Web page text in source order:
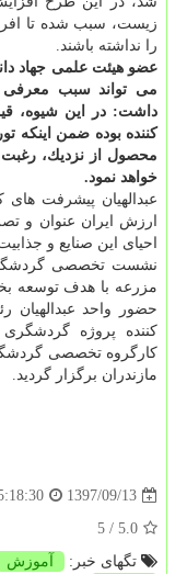
زیست، سبب شده تا
را نداشته باشند.
عضو هیئت علمی جهاد
می تواند سبب
داشت: در این شیوه،
كننده بوده ضمن اینكه
محصول از نزدیك، رغبت
خواهد نمود.
عبدالهیان پیشرفت
ارزش ایران عنوان و
احیای این صنایع و
نشست تخصصی
مزرعه با هدف توسعه
حضور واحد عبدالهیان
كننده پروژه
كارگروه تخصصی
مازندران برگزار گردید.
1397/09/13
5.0
/ 5
تگهای خبر:
آموزش